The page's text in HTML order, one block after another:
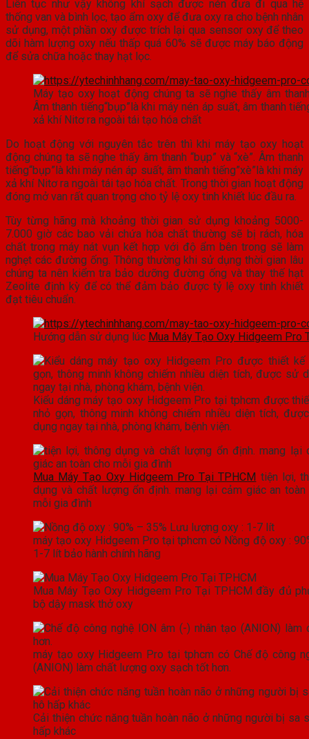
Liên tục như vậy không khí sạch được nén đưa đi qua hệ
thống van và bình lọc, tạo ẩm oxy để đưa oxy ra cho bệnh nhân
sử dụng, một phần oxy được trích lại qua sensor oxy để theo
dõi hàm lượng oxy nếu thấp quá 60% sẽ được máy báo động
để sửa chữa hoặc thay hạt lọc.
Máy tạo oxy hoạt động chúng ta sẽ nghe thấy âm thanh
Âm thanh tiếng“bụp”là khi máy nén áp suất, âm thanh
xả khí Nitơ ra ngoài tái tạo hóa chất
Do hoạt động với nguyên tắc trên thì khi máy tạo oxy hoạt
động chúng ta sẽ nghe thấy âm thanh “bụp” và “xè”. Âm thanh
tiếng“bụp”là khi máy nén áp suất, âm thanh tiếng”xè”là khi máy
xả khí Nitơ ra ngoài tái tạo hóa chất. Trong thời gian hoạt động
đóng mở van rất quan trọng cho tỷ lệ oxy tinh khiết lúc đầu ra.
Tùy từng hãng mà khoảng thời gian sử dụng khoảng 5000-
7.000 giờ các bao vải chứa hóa chất thường sẽ bị rách, hóa
chất trong máy nát vụn kết hợp với độ ẩm bên trong sẽ làm
nghẹt các đường ống. Thông thường khi sử dụng thời gian lâu
chúng ta nên kiểm tra bảo dưỡng đường ống và thay thế hạt
Zeolite định kỳ để có thể đảm bảo được tỷ lệ oxy tinh khiết
đạt tiêu chuẩn.
Hướng dẫn sử dụng lúc Mua Máy Tạo Oxy Hidgeem Pro
Kiểu dáng máy tạo oxy Hidgeem Pro tại tphcm được
nhỏ gọn, thông minh không chiếm nhiều diện tích,
dụng ngay tại nhà, phòng khám, bệnh viện.
Mua Máy Tạo Oxy Hidgeem Pro Tại TPHCM tiện lợi,
dụng và chất lượng ổn định. mang lại cảm giác an toàn
mỗi gia đình
máy tạo oxy Hidgeem Pro tại tphcm có Nồng độ oxy :
1-7 lít bảo hành chính hãng
Mua Máy Tạo Oxy Hidgeem Pro Tại TPHCM đầy đủ
bộ dậy mask thở oxy
máy tạo oxy Hidgeem Pro tại tphcm có Chế độ công
(ANION) làm chất lượng oxy sạch tốt hơn.
Cải thiện chức năng tuần hoàn não ở những người bị sa
hấp khác